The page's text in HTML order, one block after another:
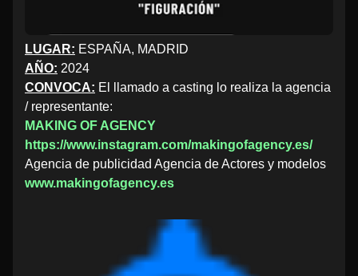
LUGAR: ESPAÑA, MADRID
AÑO: 2024
CONVOCA: El llamado a casting lo realiza la agencia
/ representante:
MAKING OF AGENCY
https://www.instagram.com/makingofagency.es/
Agencia de publicidad Agencia de Actores y modelos
www.makingofagency.es